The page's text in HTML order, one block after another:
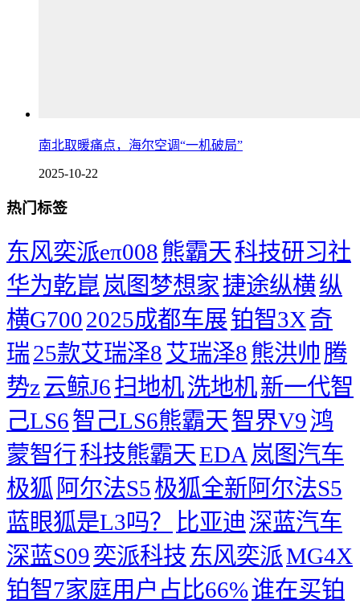
南北取暖痛点，海尔空调“一机破局”
2025-10-22
热门标签
东风奕派eπ008 熊霸天科技研习社
华为乾崑 岚图梦想家 捷途纵横纵
横G7002025成都车展铂智3X奇
瑞25款艾瑞泽8艾瑞泽8 熊洪帅 腾
势z云鲸J6扫地机洗地机新一代智
己LS6智己LS6熊霸天智界V9鸿
蒙智行科技熊霸天EDA 岚图汽车
极狐 阿尔法S5极狐全新阿尔法S5
蓝眼狐是L3吗？
比亚迪 深蓝汽车
深蓝S09奕派科技 东风奕派MG4X
铂智7家庭用户占比66%谁在买铂